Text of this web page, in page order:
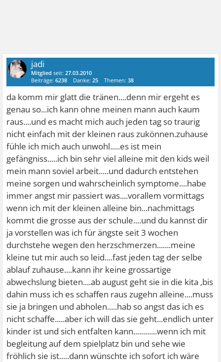
jadi
Mitglied seit:27.03.2010
Beiträge:6238 Danke:25 Themen:38
da komm mir glatt die tränen....denn mir ergeht es
genau so...ich kann ohne meinen mann auch kaum
raus....und es macht mich auch jeden tag so traurig
nicht einfach mit der kleinen raus zukönnen.zuhause
fühle ich mich auch unwohl.....es ist mein
gefängniss.....ich bin sehr viel alleine mit den kids weil
mein mann soviel arbeit.....und dadurch entstehen
meine sorgen und wahrscheinlich symptome....habe
immer angst mir passiert was....vorallem vormittags
wenn ich mit der kleinen alleine bin...nachmittags
kommt die grosse aus der schule....und du kannst dir
ja vorstellen was ich für ängste seit 3 wochen
durchstehe wegen den herzschmerzen.......meine
kleine tut mir auch so leid....fast jeden tag der selbe
ablauf zuhause....kann ihr keine grossartige
abwechslung bieten....ab august geht sie in die kita ,bis
dahin muss ich es schaffen raus zugehn alleine....muss
sie ja bringen und abholen.....hab so angst das ich es
nicht schaffe.....aber ich will das sie geht...endlich unter
kinder ist und sich entfalten kann............wenn ich mit
begleitung auf dem spielplatz bin und sehe wie
fröhlich sie ist.....dann wünschte ich sofort ich wäre